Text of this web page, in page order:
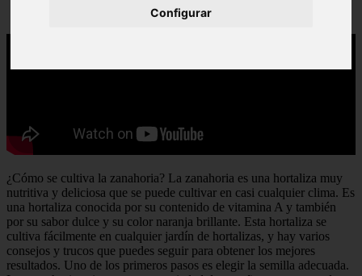
Configurar
¿Cómo se cultiva la zanahoria? La zanahoria es una hortaliza muy
nutritiva y deliciosa que se puede cultivar en casi cualquier clima. Es
una hortaliza conocida por su contenido de vitamina A y también
por su sabor dulce y su color naranja brillante. Esta hortaliza se
cultiva fácilmente en cualquier jardín de hortalizas, y hay varios
consejos y trucos que puedes seguir para obtener los mejores
resultados. Uno de los primeros pasos es elegir la semilla adecuada.